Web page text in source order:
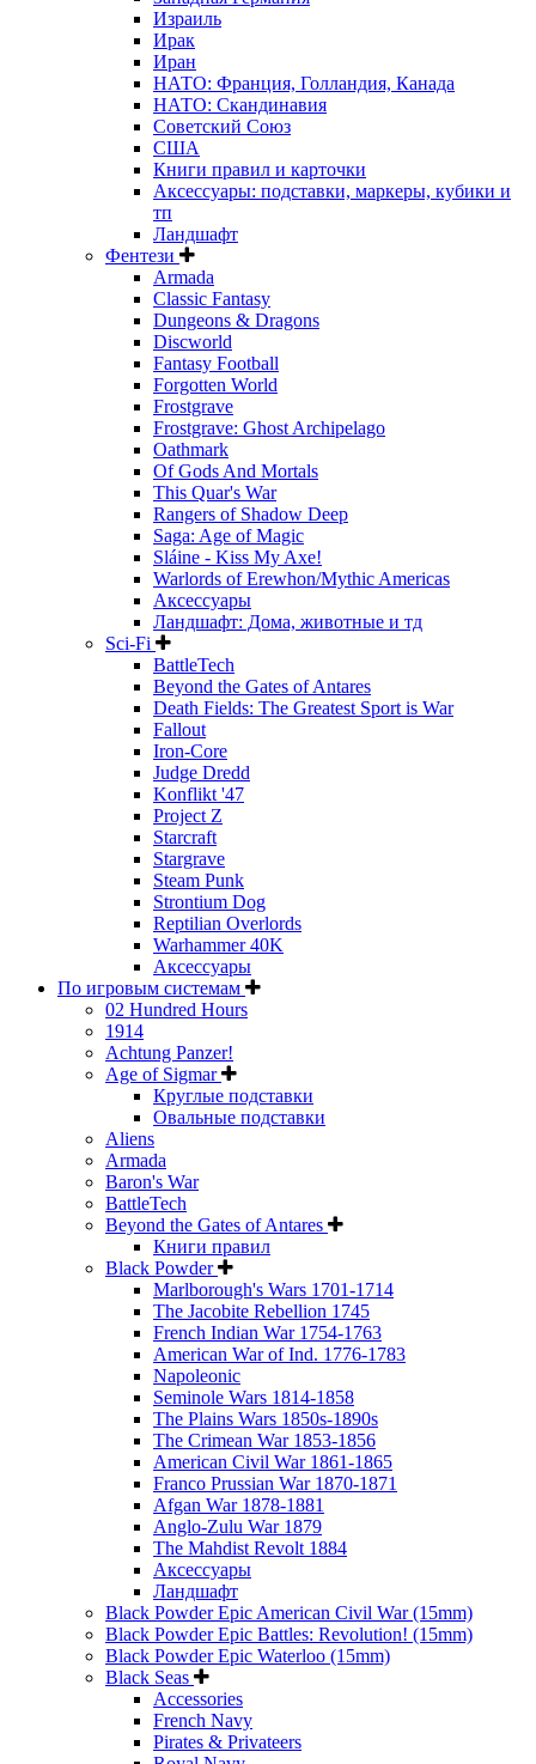
Израиль
Ирак
Иран
НАТО: Франция, Голландия, Канада
НАТО: Скандинавия
Советский Союз
США
Книги правил и карточки
Аксессуары: подставки, маркеры, кубики и
тп
Ландшафт
Фентези
Armada
Classic Fantasy
Dungeons & Dragons
Discworld
Fantasy Football
Forgotten World
Frostgrave
Frostgrave: Ghost Archipelago
Oathmark
Of Gods And Mortals
This Quar's War
Rangers of Shadow Deep
Saga: Age of Magic
Sláine - Kiss My Axe!
Warlords of Erewhon/Mythic Americas
Аксессуары
Ландшафт: Дома, животные и тд
Sci-Fi
BattleTech
Beyond the Gates of Antares
Death Fields: The Greatest Sport is War
Fallout
Iron-Core
Judge Dredd
Konflikt '47
Project Z
Starcraft
Stargrave
Steam Punk
Strontium Dog
Reptilian Overlords
Warhammer 40K
Аксессуары
По игровым системам
02 Hundred Hours
1914
Achtung Panzer!
Age of Sigmar
Круглые подставки
Овальные подставки
Aliens
Armada
Baron's War
BattleTech
Beyond the Gates of Antares
Книги правил
Black Powder
Marlborough's Wars 1701-1714
The Jacobite Rebellion 1745
French Indian War 1754-1763
American War of Ind. 1776-1783
Napoleonic
Seminole Wars 1814-1858
The Plains Wars 1850s-1890s
The Crimean War 1853-1856
American Civil War 1861-1865
Franco Prussian War 1870-1871
Afgan War 1878-1881
Anglo-Zulu War 1879
The Mahdist Revolt 1884
Аксессуары
Ландшафт
Black Powder Epic American Civil War (15mm)
Black Powder Epic Battles: Revolution! (15mm)
Black Powder Epic Waterloo (15mm)
Black Seas
Accessories
French Navy
Pirates & Privateers